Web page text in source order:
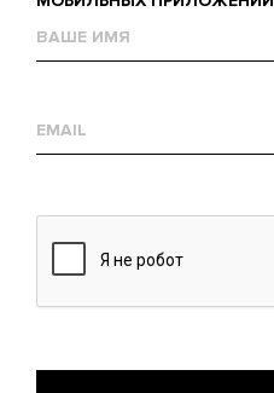
mail